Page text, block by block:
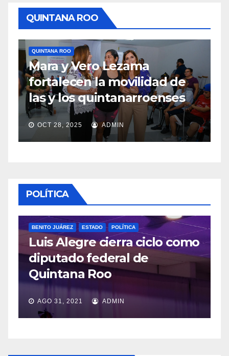
QUINTANA ROO
QUINTANA ROO
Mara y Vero Lezama
fortalecen la movilidad de
las y los quintanarroenses
OCT 28, 2025 ADMIN
POLÍTICA
BENITO JUÁREZ ESTADO POLÍTICA
Luis Alegre cierra ciclo como
diputado federal de
Quintana Roo
AGO 31, 2021 ADMIN